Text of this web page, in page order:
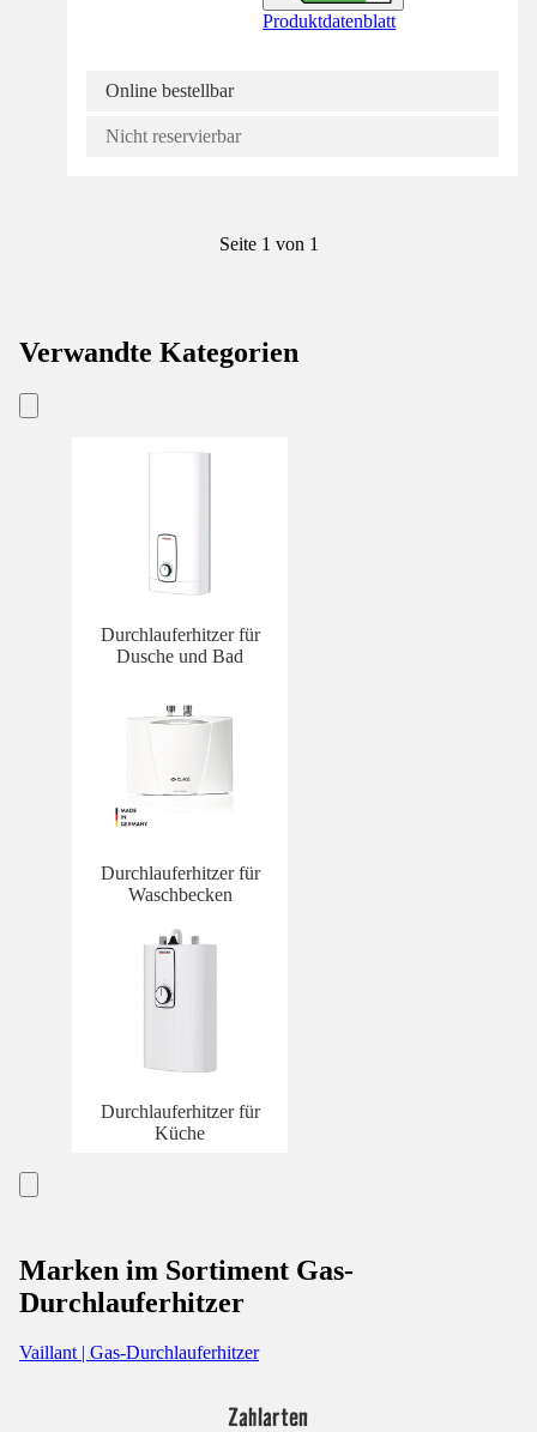
Produktdatenblatt
Online bestellbar
Nicht reservierbar
Seite 1 von 1
Verwandte Kategorien
Durchlauferhitzer für
Dusche und Bad
Durchlauferhitzer für
Waschbecken
Durchlauferhitzer für
Küche
Marken im Sortiment Gas-
Durchlauferhitzer
Vaillant | Gas-Durchlauferhitzer
Zahlarten